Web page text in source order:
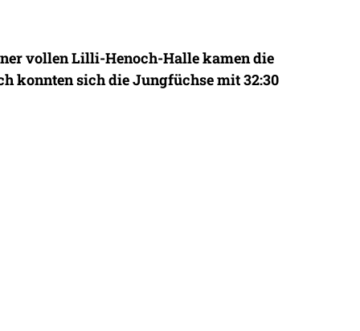
vollen Lilli-Henoch-Halle kamen die
konnten sich die Jungfüchse mit 32:30